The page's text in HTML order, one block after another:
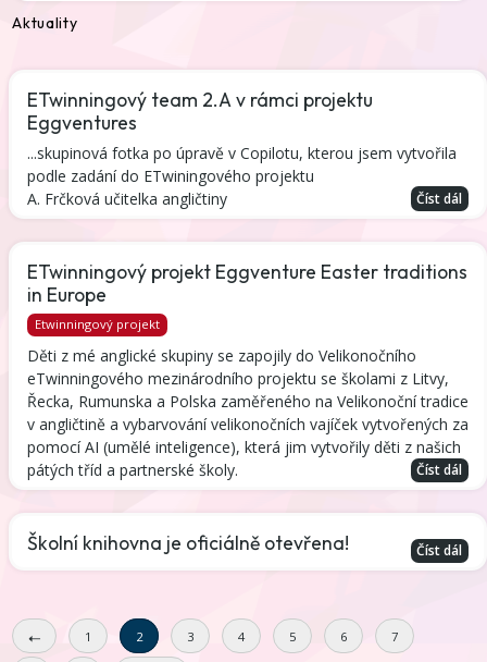
Aktuality
ETwinningový team 2.A v rámci projektu
Eggventures
...skupinová fotka po úpravě v Copilotu, kterou jsem vytvořila
podle zadání do ETwiningového projektu
A. Frčková učitelka angličtiny
Číst dál
ETwinningový projekt Eggventure Easter traditions
in Europe
Etwinningový projekt
Děti z mé anglické skupiny se zapojily do Velikonočního
eTwinningového mezinárodního projektu se školami z Litvy,
Řecka, Rumunska a Polska zaměřeného na Velikonoční tradice
v angličtině a vybarvování velikonočních vajíček vytvořených za
pomocí AI (umělé inteligence), která jim vytvořily děti z našich
pátých tříd a partnerské školy.
Číst dál
Školní knihovna je oficiálně otevřena! Číst dál
1 2 3 4 5 6 7